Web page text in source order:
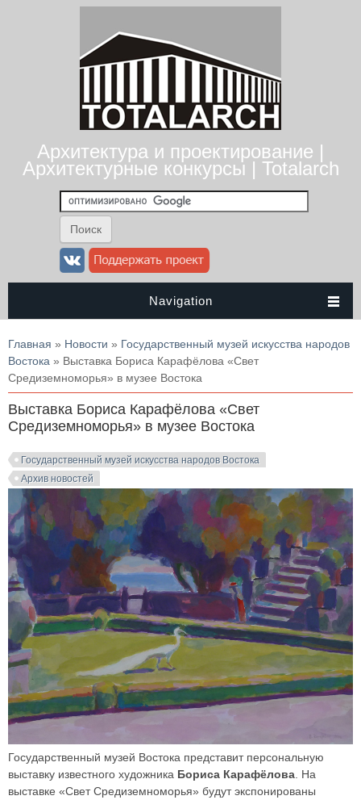
Архитектура и проектирование |
Архитектурные конкурсы | Totalarch
Navigation
Вы здесь
Главная » Новости » Государственный музей искусства народов
Востока » Выставка Бориса Карафёлова «Свет
Средиземноморья» в музее Востока
Выставка Бориса Карафёлова «Свет
Средиземноморья» в музее Востока
Государственный музей искусства народов Востока
Архив новостей
Государственный музей Востока представит персональную
выставку известного художника Бориса Карафёлова . На
выставке «Свет Средиземноморья» будут экспонированы